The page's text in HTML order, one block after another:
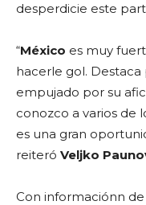
desperdicie este
“México es muy
hacerle gol.
empujado por su
conozco a varios de
es una gran
reiteró Veljko
Con informaciónn